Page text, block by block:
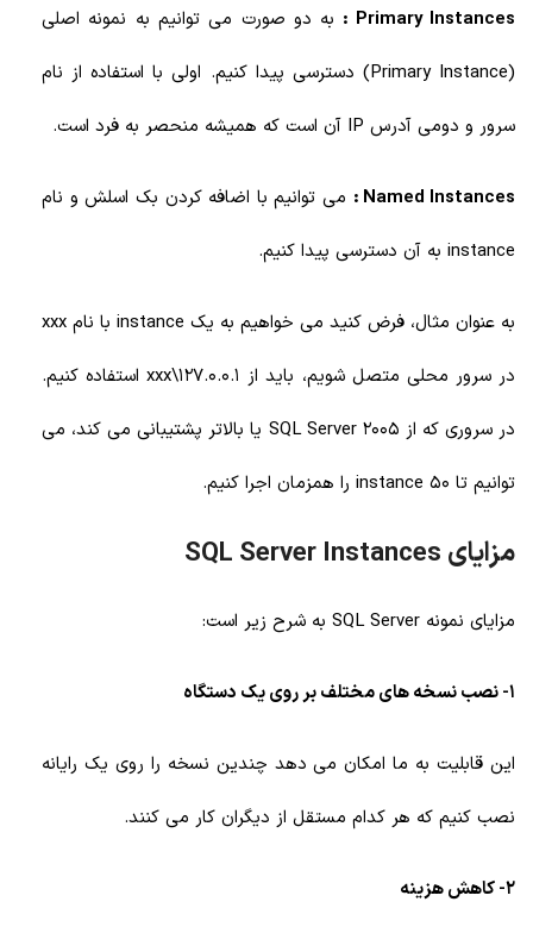
Primary Instances :
به دو صورت می توانیم به نمونه اصلی
(Primary Instance) دسترسی پیدا کنیم. اولی با استفاده از نام
سرور و دومی آدرس IP آن است که همیشه منحصر به فرد است.
Named Instances :
می توانیم با اضافه کردن بک اسلش و نام
instance به آن دسترسی پیدا کنیم.
به عنوان مثال، فرض کنید می خواهیم به یک instance با نام xxx
در سرور محلی متصل شویم، باید از 127.0.0.1\xxx استفاده کنیم.
در سروری که از SQL Server 2005 یا بالاتر پشتیبانی می کند، می
توانیم تا 50 instance را همزمان اجرا کنیم.
مزایای SQL Server Instances
مزایای نمونه SQL Server به شرح زیر است:
1- نصب نسخه های مختلف بر روی یک دستگاه
این قابلیت به ما امکان می دهد چندین نسخه را روی یک رایانه
نصب کنیم که هر کدام مستقل از دیگران کار می کنند.
2- کاهش هزینه